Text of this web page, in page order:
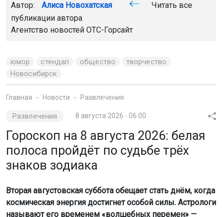
Автор: Алиса Новохатская
Читать все
публикации автора
Агентство новостей ОТС-Горсайт
юмор стендап общество
творчество
Новосибирск
Главная Новости Развлечения
Развлечения 8 августа 2026 - 06:00
Гороскоп на 8 августа 2026: белая
полоса пройдёт по судьбе трёх
знаков зодиака
Вторая августовская суббота обещает стать днём, когда
космическая энергия достигнет особой силы. Астрологи
называют его временем «волшебных перемен» —